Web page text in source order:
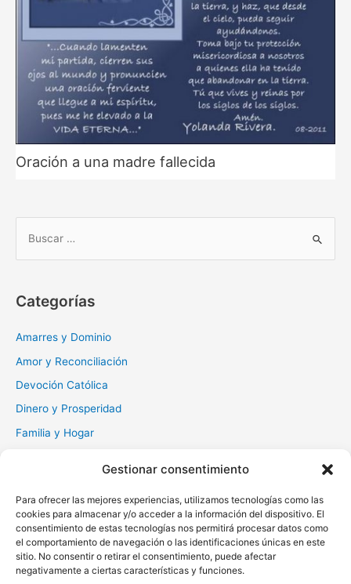
Gestionar consentimiento
Para ofrecer las mejores experiencias, utilizamos tecnologías como las
cookies para almacenar y/o acceder a la información del dispositivo. El
consentimiento de estas tecnologías nos permitirá procesar datos como
el comportamiento de navegación o las identificaciones únicas en este
sitio. No consentir o retirar el consentimiento, puede afectar
negativamente a ciertas características y funciones.
Oración a una madre fallecida
r
Categorías
Amarres y Dominio
Amor y Reconciliación
Devoción Católica
Dinero y Prosperidad
Familia y Hogar
Muerte y Difuntos
Oraciones Diarias
Otras
Protección y Liberación